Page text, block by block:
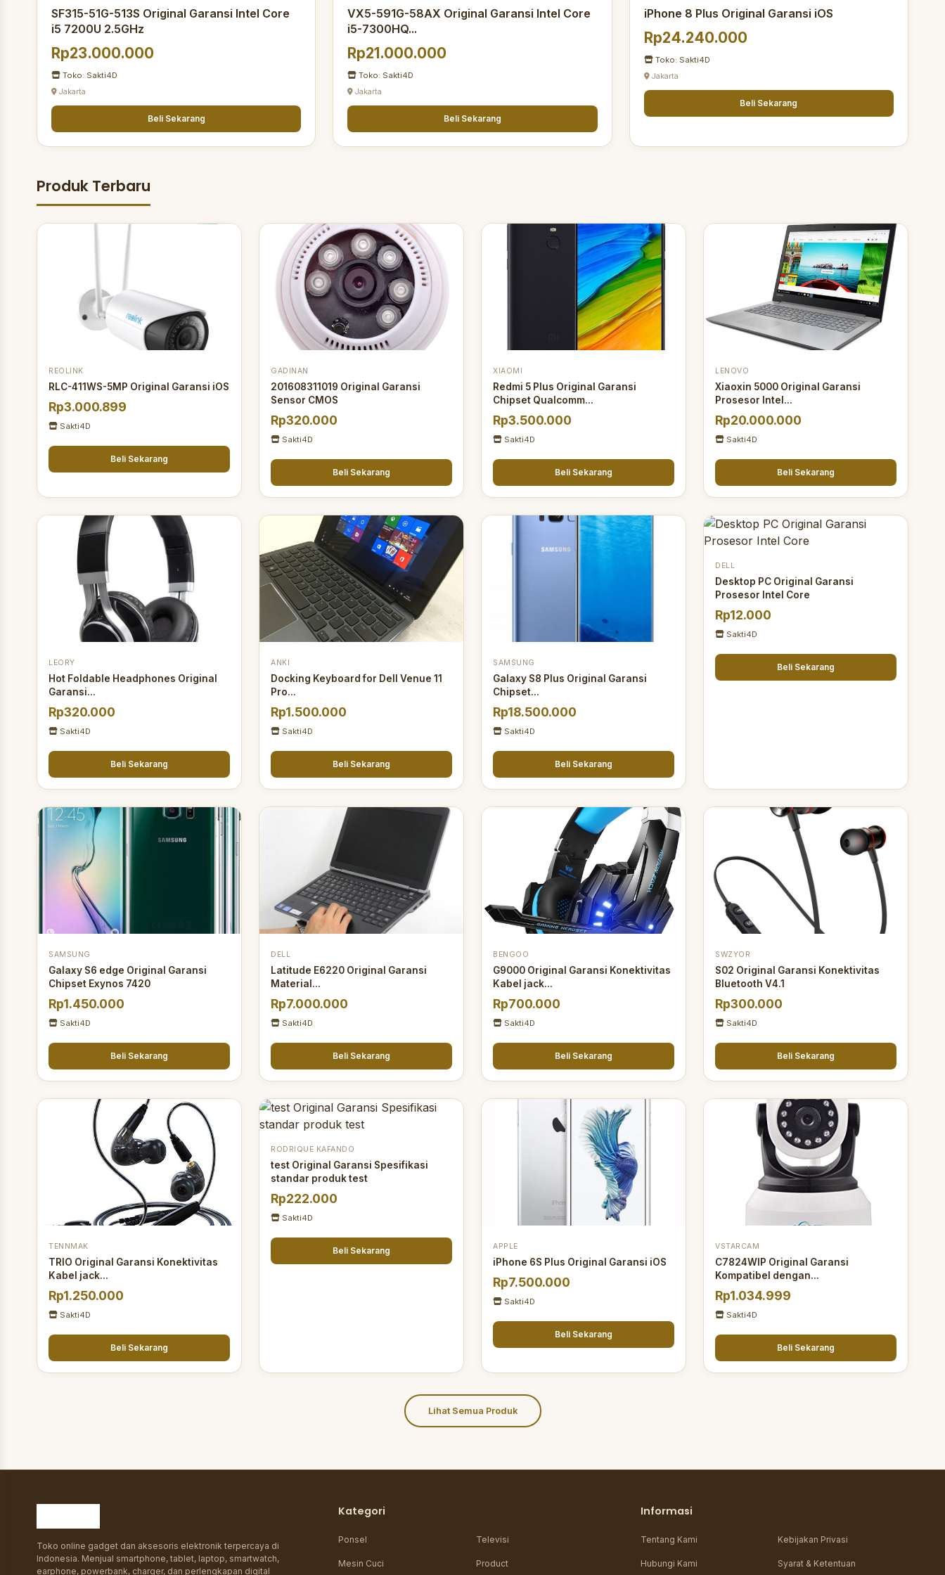
SF315-51G-513S Original Garansi Intel Core
i5 7200U 2.5GHz
Rp23.000.000
Toko: Sakti4D
Jakarta
Beli Sekarang
VX5-591G-58AX Original Garansi Intel Core
i5-7300HQ...
Rp21.000.000
Toko: Sakti4D
Jakarta
Beli Sekarang
iPhone 8 Plus Original Garansi iOS
Rp24.240.000
Toko: Sakti4D
Jakarta
Beli Sekarang
Produk Terbaru
REOLINK
RLC-411WS-5MP Original Garansi iOS
Rp3.000.899
Sakti4D
Beli Sekarang
GADINAN
201608311019 Original Garansi
Sensor CMOS
Rp320.000
Sakti4D
Beli Sekarang
XIAOMI
Redmi 5 Plus Original Garansi
Chipset Qualcomm...
Rp3.500.000
Sakti4D
Beli Sekarang
LENOVO
Xiaoxin 5000 Original Garansi
Prosesor Intel...
Rp20.000.000
Sakti4D
Beli Sekarang
LEORY
Hot Foldable Headphones Original
Garansi...
Rp320.000
Sakti4D
Beli Sekarang
ANKI
Docking Keyboard for Dell Venue 11
Pro...
Rp1.500.000
Sakti4D
Beli Sekarang
SAMSUNG
Galaxy S8 Plus Original Garansi
Chipset...
Rp18.500.000
Sakti4D
Beli Sekarang
DELL
Desktop PC Original Garansi
Prosesor Intel Core
Rp12.000
Sakti4D
Beli Sekarang
SAMSUNG
Galaxy S6 edge Original Garansi
Chipset Exynos 7420
Rp1.450.000
Sakti4D
Beli Sekarang
DELL
Latitude E6220 Original Garansi
Material...
Rp7.000.000
Sakti4D
Beli Sekarang
BENGOO
G9000 Original Garansi Konektivitas
Kabel jack...
Rp700.000
Sakti4D
Beli Sekarang
SWZYOR
S02 Original Garansi Konektivitas
Bluetooth V4.1
Rp300.000
Sakti4D
Beli Sekarang
TENNMAK
TRIO Original Garansi Konektivitas
Kabel jack...
Rp1.250.000
Sakti4D
Beli Sekarang
RODRIQUE KAFANDO
test Original Garansi Spesifikasi
standar produk test
Rp222.000
Sakti4D
Beli Sekarang APPLE
iPhone 6S Plus Original Garansi iOS
Rp7.500.000
Sakti4D
Beli Sekarang
VSTARCAM
C7824WIP Original Garansi
Kompatibel dengan...
Rp1.034.999
Sakti4D
Beli Sekarang
Lihat Semua Produk
Toko online gadget dan aksesoris elektronik terpercaya di
Indonesia. Menjual smartphone, tablet, laptop, smartwatch,
earphone, powerbank, charger, dan perlengkapan digital
Kategori
Ponsel Televisi
Mesin Cuci Product
Informasi
Tentang Kami Kebijakan Privasi
Hubungi Kami Syarat & Ketentuan